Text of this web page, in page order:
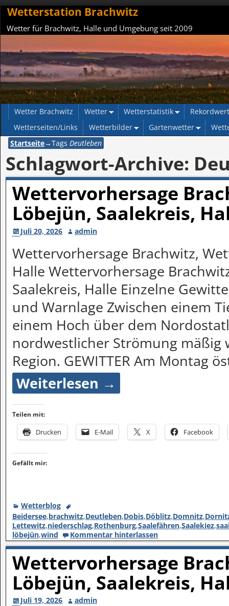
Wetterstation Brachwitz
Wetter für Brachwitz, Halle und Umgebung seit 2009
Wetter Brachwitz Wetter Wetterstatistik
Wetterseiten/Links
Wetterbilder Gartenwetter
Startseite→Tags Deutleben
Schlagwort-Archive:
Wettervorhersage
Löbejün, Saalekreis,
Juli 20, 2026 admin
Wettervorhersage Brachwitz,
Halle Wettervorhersage
Saalekreis, Halle Einzelne
und Warnlage Zwischen einem
einem Hoch über dem
nordwestlicher Strömung mäßig
Region. GEWITTER Am Montag
Weiterlesen →
Teilen mit:
Drucken E-Mail X Facebook
Gefällt mir:
Wetterblog
Beidersee,brachwitz,Deutleben,Dobis,Döblitz,Domnitz,
Lettewitz,niederschlag,Rothenburg,Saalefähren,Saalekiez,
löbejün,wind Kommentar hinterlassen
Wettervorhersage
Löbejün, Saalekreis,
Juli 19, 2026 admin